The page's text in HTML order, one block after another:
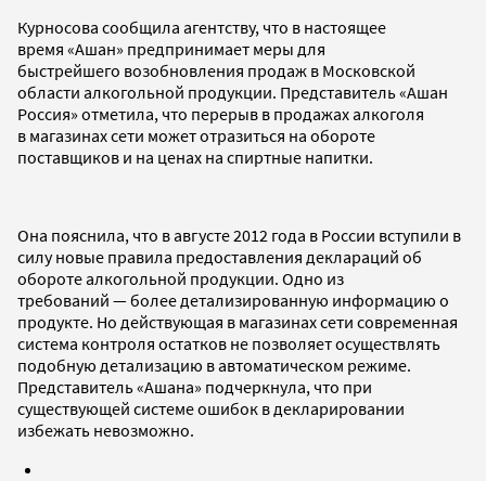
Курносова сообщила агентству, что в настоящее
время «Ашан» предпринимает меры для
быстрейшего возобновления продаж в Московской
области алкогольной продукции. Представитель «Ашан
Россия» отметила, что перерыв в продажах алкоголя
в магазинах сети может отразиться на обороте
поставщиков и на ценах на спиртные напитки.
Она пояснила, что в августе 2012 года в России вступили в
силу новые правила предоставления деклараций об
обороте алкогольной продукции. Одно из
требований — более детализированную информацию о
продукте. Но действующая в магазинах сети современная
система контроля остатков не позволяет осуществлять
подобную детализацию в автоматическом режиме.
Представитель «Ашана» подчеркнула, что при
существующей системе ошибок в декларировании
избежать невозможно.